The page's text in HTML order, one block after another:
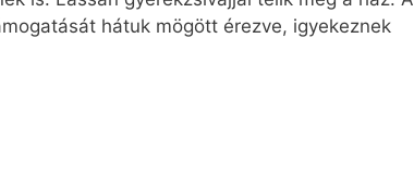
hátuk mögött érezve, igyekeznek